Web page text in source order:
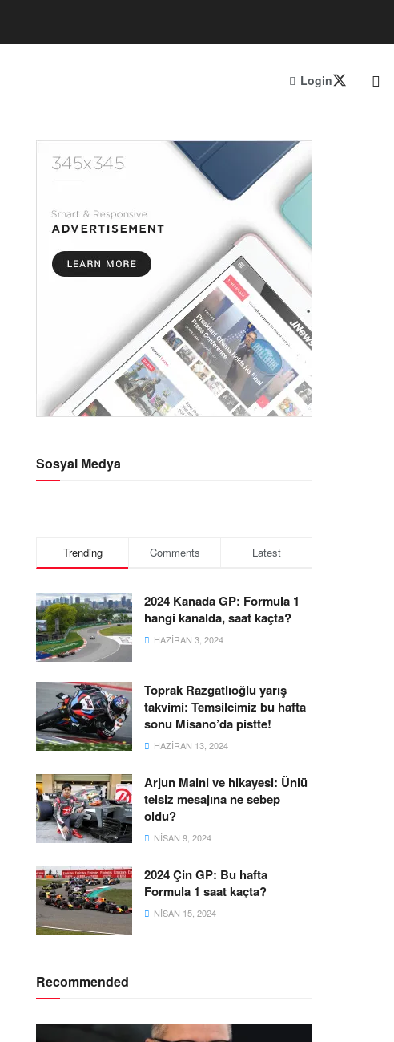
Login
Sosyal Medya
Trending Comments Latest
2024 Kanada GP: Formula 1
hangi kanalda, saat kaçta?
HAZIRAN 3, 2024
Toprak Razgatlıoğlu yarış
takvimi: Temsilcimiz bu hafta
sonu Misano’da pistte!
HAZIRAN 13, 2024
Arjun Maini ve hikayesi: Ünlü
telsiz mesajına ne sebep
oldu?
NISAN 9, 2024
2024 Çin GP: Bu hafta
Formula 1 saat kaçta?
NISAN 15, 2024
Recommended